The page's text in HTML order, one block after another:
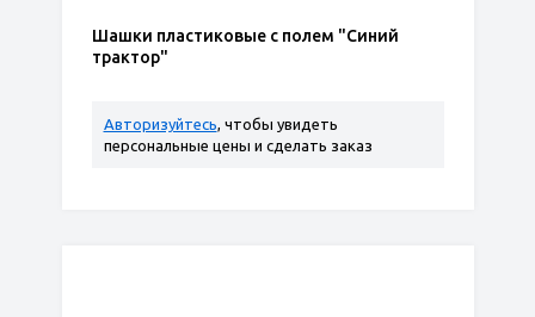
Шашки пластиковые с полем "Синий
трактор"
Авторизуйтесь, чтобы увидеть
персональные цены и сделать заказ